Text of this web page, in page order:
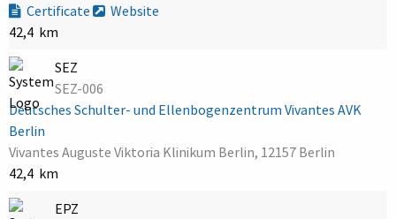
Certificate
Website
42,4 km
SEZ
SEZ-006
Deutsches Schulter- und Ellenbogenzentrum Vivantes AVK
Berlin
Vivantes Auguste Viktoria Klinikum Berlin, 12157 Berlin
42,4 km
EPZ